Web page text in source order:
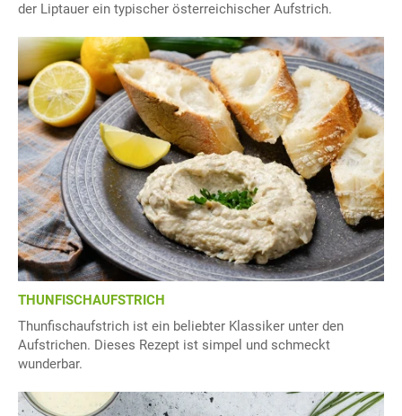
der Liptauer ein typischer österreichischer Aufstrich.
THUNFISCHAUFSTRICH
Thunfischaufstrich ist ein beliebter Klassiker unter den
Aufstrichen. Dieses Rezept ist simpel und schmeckt
wunderbar.